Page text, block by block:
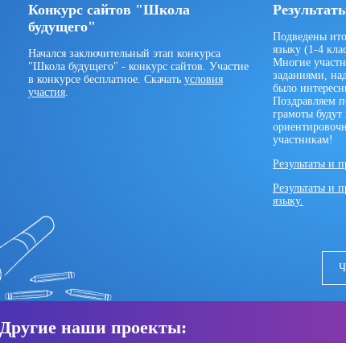
Конкурс сайтов "Школа
будущего"
Начался заключительный этап конкурса
"Школа будущего" - конкурс сайтов. Участие
в конкурсе бесплатное. Скачать условия
участия
Подведены
языку (1-4
Многие
заданиями,
было
Поздравляем
грамоты
участникам!
Результаты и
Результаты и
языку.
Другие наши проекты: